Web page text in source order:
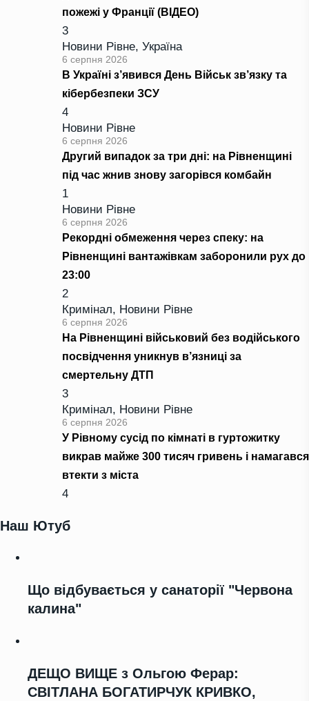
пожежі у Франції (ВІДЕО)
3
Новини Рівне, Україна
6 серпня 2026
В Україні з’явився День Військ зв’язку та
кібербезпеки ЗСУ
4
Новини Рівне
6 серпня 2026
Другий випадок за три дні: на Рівненщині
під час жнив знову загорівся комбайн
1
Новини Рівне
6 серпня 2026
Рекордні обмеження через спеку: на
Рівненщині вантажівкам заборонили рух до
23:00
2
Кримінал, Новини Рівне
6 серпня 2026
На Рівненщині військовий без водійського
посвідчення уникнув в’язниці за
смертельну ДТП
3
Кримінал, Новини Рівне
6 серпня 2026
У Рівному сусід по кімнаті в гуртожитку
викрав майже 300 тисяч гривень і намагався
втекти з міста
4
Наш Ютуб
Що відбувається у санаторії "Червона
калина"
ДЕЩО ВИЩЕ з Ольгою Ферар:
СВІТЛАНА БОГАТИРЧУК КРИВКО,